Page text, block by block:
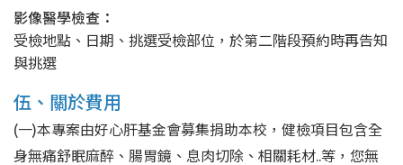
影像醫學檢查：
受檢地點、日期、挑選受檢部位，於第二階段預約時再告知
與挑選
伍、關於費用
(一)本專案由好心肝基金會募集捐助本校，健檢項目包含全
身無痛舒眠麻醉、腸胃鏡、息肉切除、相關耗材..等，您無